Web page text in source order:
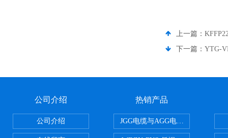
上一篇：
下一篇： YTG-
公司介绍
公司介绍
热销产品
JGG电缆与AGG电缆有什么区别